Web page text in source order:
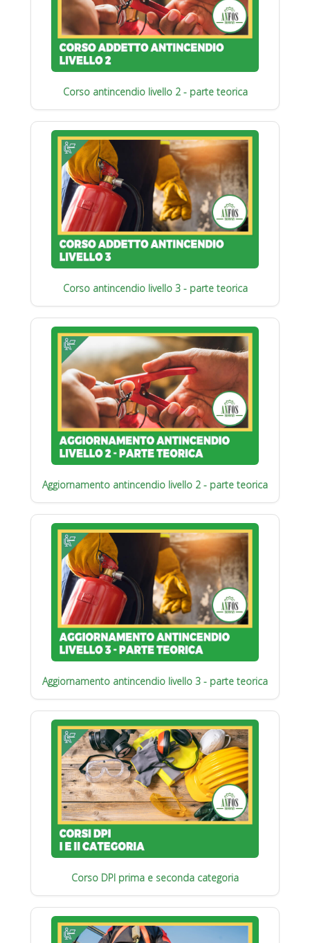
Corso antincendio livello 2 - parte teorica
Corso antincendio livello 3 - parte teorica
Aggiornamento antincendio livello 2 - parte teorica
Aggiornamento antincendio livello 3 - parte teorica
Corso DPI prima e seconda categoria